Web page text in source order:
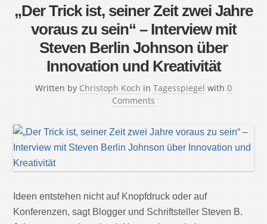
„Der Trick ist, seiner Zeit zwei Jahre
voraus zu sein“ – Interview mit
Steven Berlin Johnson über
Innovation und Kreativität
Written by Christoph Koch in Tagesspiegel with 0
Comments
Ideen entstehen nicht auf Knopfdruck oder auf
Konferenzen, sagt Blogger und Schriftsteller Steven B.